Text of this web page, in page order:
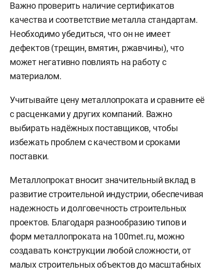
Важно проверить наличие сертификатов
качества и соответствие металла стандартам.
Необходимо убедиться, что он не имеет
дефектов (трещин, вмятин, ржавчины), что
может негативно повлиять на работу с
материалом.
Учитывайте цену металлопроката и сравните её
с расценками у других компаний. Важно
выбирать надёжных поставщиков, чтобы
избежать проблем с качеством и сроками
поставки.
Металлопрокат вносит значительный вклад в
развитие строительной индустрии, обеспечивая
надежность и долговечность строительных
проектов. Благодаря разнообразию типов и
форм металлопроката на 100met.ru, можно
создавать конструкции любой сложности, от
малых строительных объектов до масштабных